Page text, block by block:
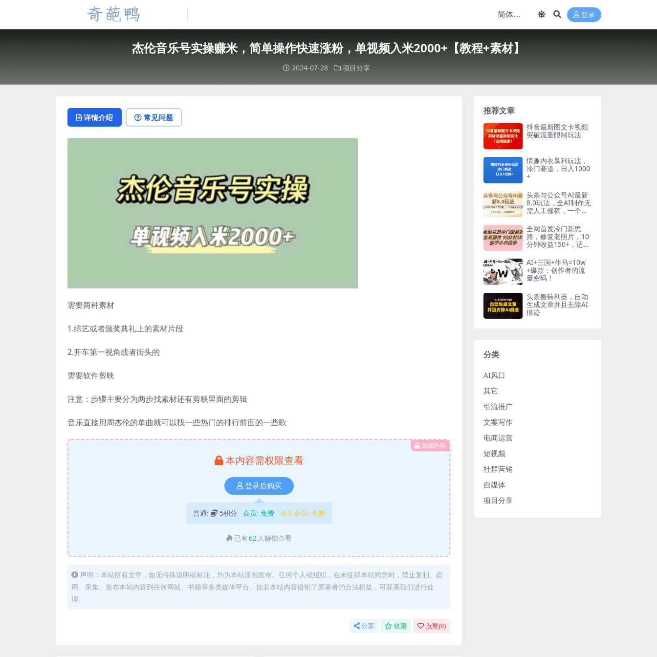
登录
杰伦音乐号实操赚米，简单操作快速涨粉，单视频入米2000+【教程+素材】
2024-07-28 项目分享
详情介绍 常见问题
需要两种素材
1.综艺或者颁奖典礼上的素材片段
2.开车第一视角或者街头的
需要软件剪映
注意：步骤主要分为两步找素材还有剪映里面的剪辑
音乐直接用周杰伦的单曲就可以找一些热门的排行前面的一些歌
隐藏内容
本内容需权限查看
登录后购买
普通: 5积分 会员: 免费 永久会员: 免费
已有62 人解锁查看
声明：本站所有文章，如无特殊说明或标注，均为本站原创发布。任何个人或组织，在未征得本站同意时，禁止复制、盗
用、采集、发布本站内容到任何网站、书籍等各类媒体平台。如若本站内容侵犯了原著者的合法权益，可联系我们进行处
理。
分享 收藏 点赞(0)
推荐文章
抖音最新图文卡视频
突破流量限制玩法
情趣内衣暴利玩法，
冷门赛道，日入1000
+
头条与公众号AI最新
8.0玩法，全AI制作无
需人工修稿，一个标
00+
全网首发冷门新思
路，修复老照片，10
分钟收益150+，适合
AI+三国+牛马=10w
+爆款：创作者的流
量密码！
头条搬砖利器，自动
生成文章并且去除AI
痕迹
分类
AI风口
其它
引流推广
文案写作
电商运营
短视频
社群营销
自媒体
项目分享